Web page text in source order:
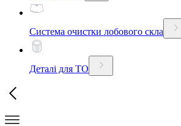
Система очистки лобового скла
Деталі для ТО